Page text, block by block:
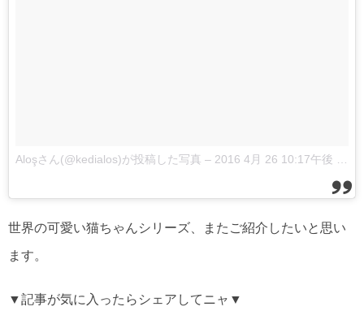
Aloşさん(@kedialos)が投稿した写真 – 2016 4月 26 10:17午後 PDT
世界の可愛い猫ちゃんシリーズ、またご紹介したいと思い
ます。
▼記事が気に入ったらシェアしてニャ▼